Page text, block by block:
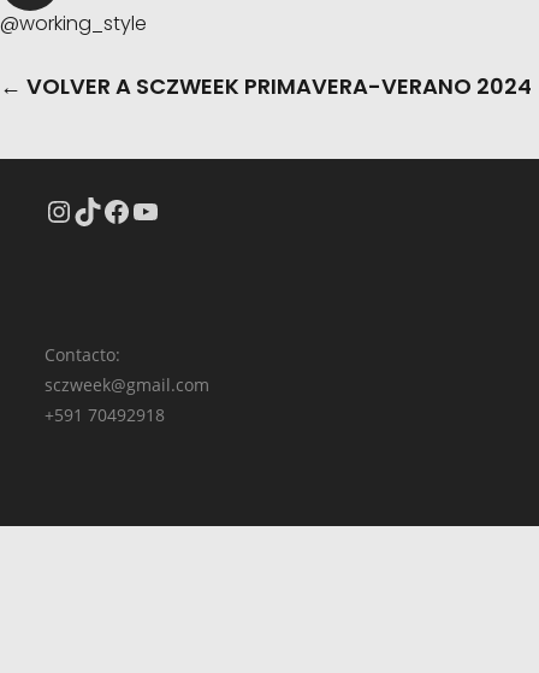
@working_style
← VOLVER A SCZWEEK PRIMAVERA-VERANO 2024
Contacto:
sczweek@gmail.com
+591 70492918